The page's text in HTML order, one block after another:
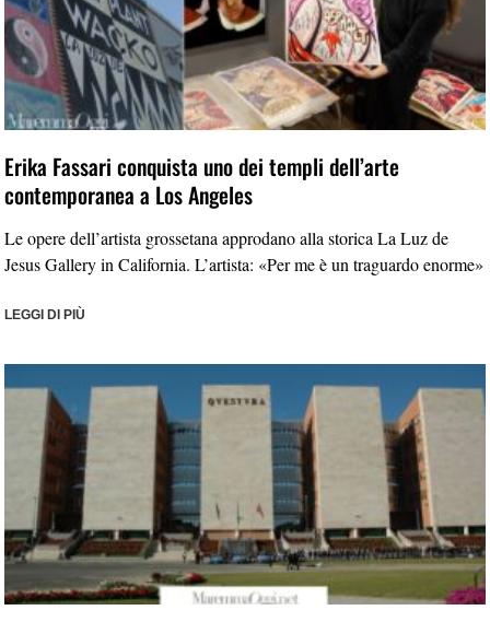
Erika Fassari conquista uno dei templi dell’arte
contemporanea a Los Angeles
Le opere dell’artista grossetana approdano alla storica La Luz de
Jesus Gallery in California. L’artista: «Per me è un traguardo enorme»
LEGGI DI PIÙ